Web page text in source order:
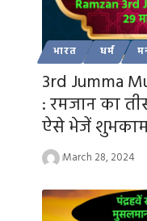
भारत धर्म
3rd Jumma
: रमजान का
ऐसे भेजें
March 28, 2024